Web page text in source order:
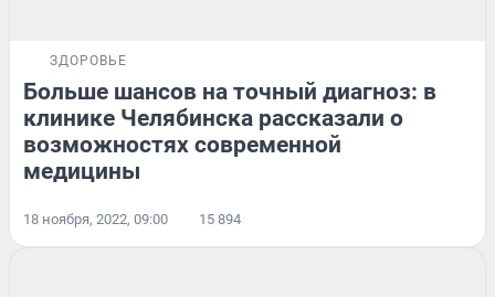
ЗДОРОВЬЕ
Больше шансов на точный диагноз: в
клинике Челябинска рассказали о
возможностях современной
медицины
18 ноября, 2022, 09:00 15 894